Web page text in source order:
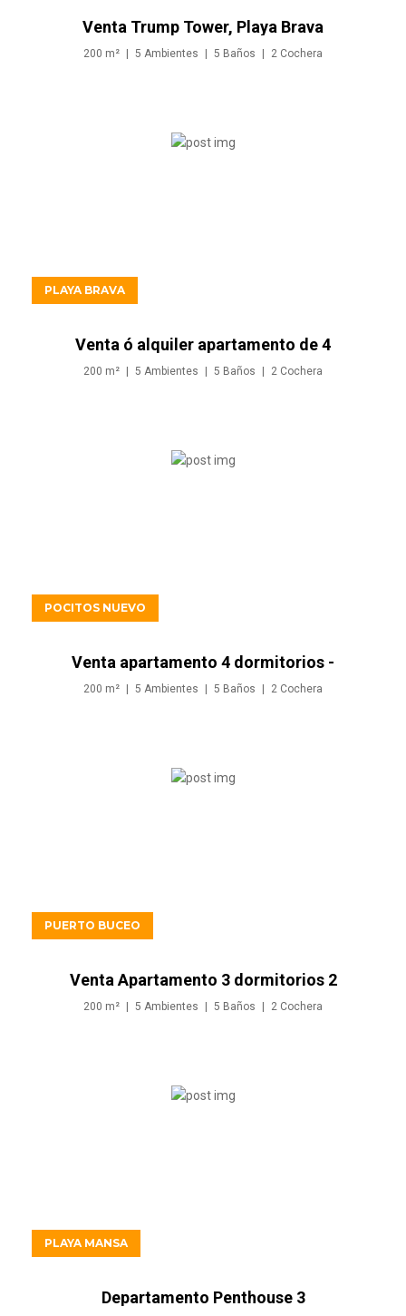
Venta Trump Tower, Playa Brava
200 m² 5 Ambientes 5 Baños 2 Cochera
PLAYA BRAVA
Venta ó alquiler apartamento de 4
dormitorios - Playa Brava
200 m² 5 Ambientes 5 Baños 2 Cochera
POCITOS NUEVO
Venta apartamento 4 dormitorios -
Rambla Pocitos
200 m² 5 Ambientes 5 Baños 2 Cochera
PUERTO BUCEO
Venta Apartamento 3 dormitorios 2
cocheras - Puerto Buceo
200 m² 5 Ambientes 5 Baños 2 Cochera
PLAYA MANSA
Departamento Penthouse 3